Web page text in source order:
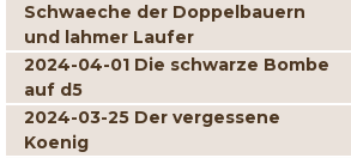
Schwaeche der Doppelbauern
und lahmer Laufer
2024-04-01 Die schwarze Bombe
auf d5
2024-03-25 Der vergessene
Koenig